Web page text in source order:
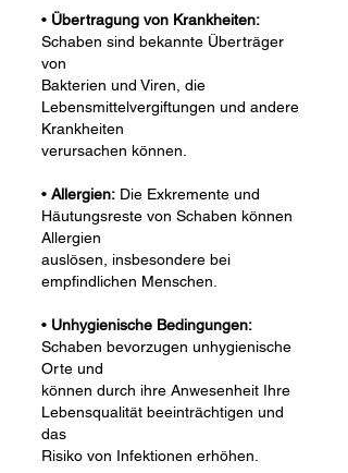
• Übertragung von Krankheiten:
Schaben sind bekannte Überträger
von
Bakterien und Viren, die
Lebensmittelvergiftungen und andere
Krankheiten
verursachen können.
• Allergien: Die Exkremente und
Häutungsreste von Schaben können
Allergien
auslösen, insbesondere bei
empfindlichen Menschen.
• Unhygienische Bedingungen:
Schaben bevorzugen unhygienische
Orte und
können durch ihre Anwesenheit Ihre
Lebensqualität beeinträchtigen und
das
Risiko von Infektionen erhöhen.